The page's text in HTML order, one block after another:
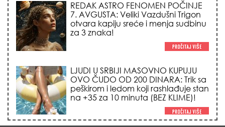
REDAK ASTRO FENOMEN POČINJE
7. AVGUSTA: Veliki Vazdušni Trigon
otvara kapiju sreće i menja sudbinu
za 3 znaka!
LJUDI U SRBIJI MASOVNO KUPUJU
OVO ČUDO OD 200 DINARA: Trik sa
peškirom i ledom koji rashlađuje stan
na +35 za 10 minuta (BEZ KLIME)!